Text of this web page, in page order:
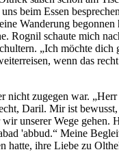
beim Essen
Wanderung
schaute mich
„Ich möchte
wenn das
zugegen war.
Daril. Mir ist
unserer Wege
'abbud.“ Meine
ihre Liebe zu